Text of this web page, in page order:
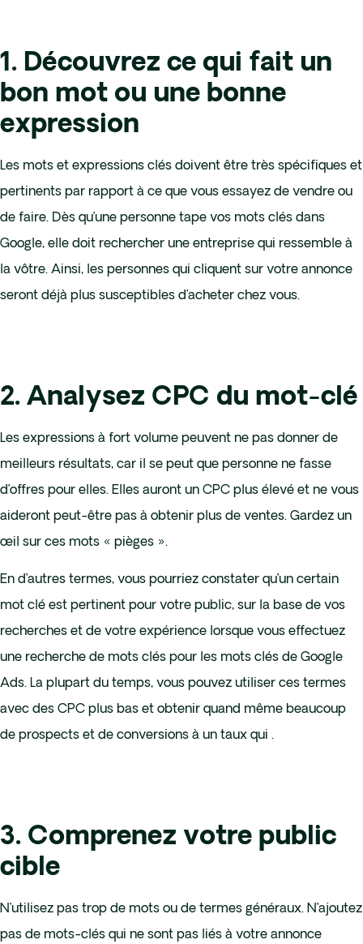
1. Découvrez ce qui fait un
bon mot ou une bonne
expression
Les mots et expressions clés doivent être très spécifiques et
pertinents par rapport à ce que vous essayez de vendre ou
de faire. Dès qu’une personne tape vos mots clés dans
Google, elle doit rechercher une entreprise qui ressemble à
la vôtre. Ainsi, les personnes qui cliquent sur votre annonce
seront déjà plus susceptibles d’acheter chez vous.
2. Analysez CPC du mot-clé
Les expressions à fort volume peuvent ne pas donner de
meilleurs résultats, car il se peut que personne ne fasse
d’offres pour elles. Elles auront un CPC plus élevé et ne vous
aideront peut-être pas à obtenir plus de ventes. Gardez un
œil sur ces mots « pièges ».
En d’autres termes, vous pourriez constater qu’un certain
mot clé est pertinent pour votre public, sur la base de vos
recherches et de votre expérience lorsque vous effectuez
une recherche de mots clés pour les mots clés de Google
Ads. La plupart du temps, vous pouvez utiliser ces termes
avec des CPC plus bas et obtenir quand même beaucoup
de prospects et de conversions à un taux qui .
3. Comprenez votre public
cible
N’utilisez pas trop de mots ou de termes généraux. N’ajoutez
pas de mots-clés qui ne sont pas liés à votre annonce